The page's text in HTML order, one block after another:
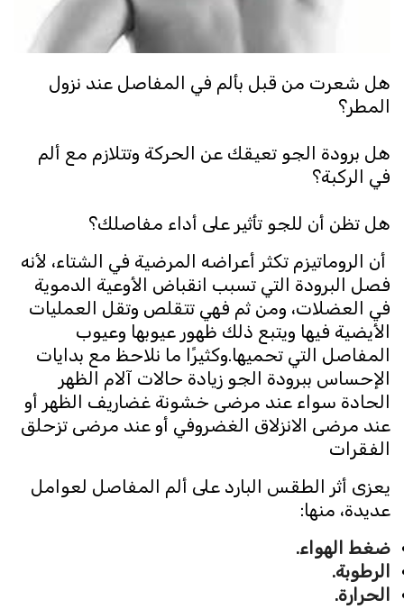
هل شعرت من قبل بألم في المفاصل عند نزول
المطر؟
هل برودة الجو تعيقك عن الحركة وتتلازم مع ألم
في الركبة؟
هل تظن أن للجو تأثير على أداء مفاصلك؟
أن الروماتيزم تكثر أعراضه المرضية في الشتاء، لأنه
فصل البرودة التي تسبب انقباض الأوعية الدموية
في العضلات، ومن ثم فهي تتقلص وتقل العمليات
الأيضية فيها ويتبع ذلك ظهور عيوبها وعيوب
المفاصل التي تحميها.وكثيرًا ما نلاحظ مع بدايات
الإحساس ببرودة الجو زيادة حالات آلام الظهر
الحادة سواء عند مرضى خشونة غضاريف الظهر أو
عند مرضى الانزلاق الغضروفي أو عند مرضى تزحلق
الفقرات
يعزى أثر الطقس البارد على ألم المفاصل لعوامل
عديدة، منها:
ضغط الهواء.
الرطوبة.
الحرارة.